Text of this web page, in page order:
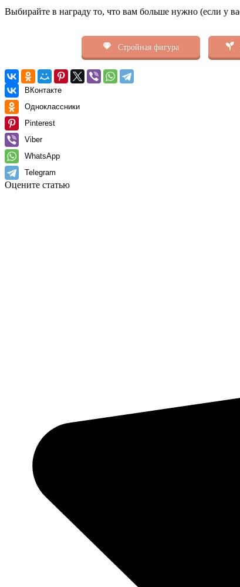
Выбирайте в награду то, что вам больше нужно (если у
Стройная фигура
ВКонтакте
Одноклассники
Pinterest
Viber
WhatsApp
Telegram
Оцените статью